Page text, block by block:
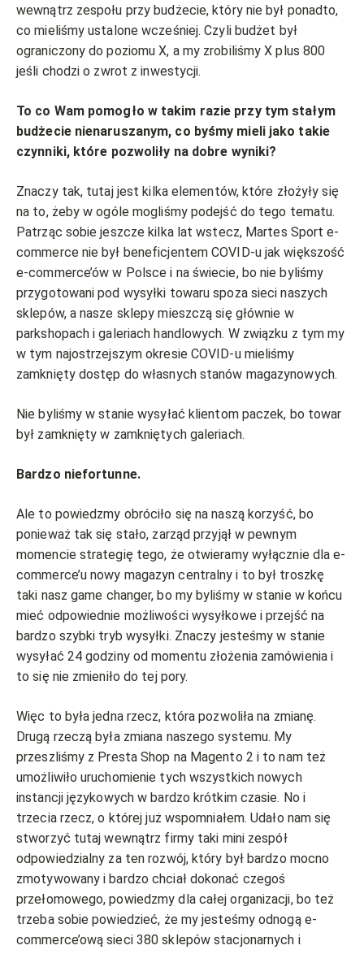
wewnątrz zespołu przy budżecie, który nie był ponadto,
co mieliśmy ustalone wcześniej. Czyli budżet był
ograniczony do poziomu X, a my zrobiliśmy X plus 800
jeśli chodzi o zwrot z inwestycji.
To co Wam pomogło w takim razie przy tym stałym
budżecie nienaruszanym, co byśmy mieli jako takie
czynniki, które pozwoliły na dobre wyniki?
Znaczy tak, tutaj jest kilka elementów, które złożyły się
na to, żeby w ogóle mogliśmy podejść do tego tematu.
Patrząc sobie jeszcze kilka lat wstecz, Martes Sport e-
commerce nie był beneficjentem COVID-u jak większość
e-commerce’ów w Polsce i na świecie, bo nie byliśmy
przygotowani pod wysyłki towaru spoza sieci naszych
sklepów, a nasze sklepy mieszczą się głównie w
parkshopach i galeriach handlowych. W związku z tym my
w tym najostrzejszym okresie COVID-u mieliśmy
zamknięty dostęp do własnych stanów magazynowych.
Nie byliśmy w stanie wysyłać klientom paczek, bo towar
był zamknięty w zamkniętych galeriach.
Bardzo niefortunne.
Ale to powiedzmy obróciło się na naszą korzyść, bo
ponieważ tak się stało, zarząd przyjął w pewnym
momencie strategię tego, że otwieramy wyłącznie dla e-
commerce’u nowy magazyn centralny i to był troszkę
taki nasz game changer, bo my byliśmy w stanie w końcu
mieć odpowiednie możliwości wysyłkowe i przejść na
bardzo szybki tryb wysyłki. Znaczy jesteśmy w stanie
wysyłać 24 godziny od momentu złożenia zamówienia i
to się nie zmieniło do tej pory.
Więc to była jedna rzecz, która pozwoliła na zmianę.
Drugą rzeczą była zmiana naszego systemu. My
przeszliśmy z Presta Shop na Magento 2 i to nam też
umożliwiło uruchomienie tych wszystkich nowych
instancji językowych w bardzo krótkim czasie. No i
trzecia rzecz, o której już wspomniałem. Udało nam się
stworzyć tutaj wewnątrz firmy taki mini zespół
odpowiedzialny za ten rozwój, który był bardzo mocno
zmotywowany i bardzo chciał dokonać czegoś
przełomowego, powiedzmy dla całej organizacji, bo też
trzeba sobie powiedzieć, że my jesteśmy odnogą e-
commerce’ową sieci 380 sklepów stacjonarnych i